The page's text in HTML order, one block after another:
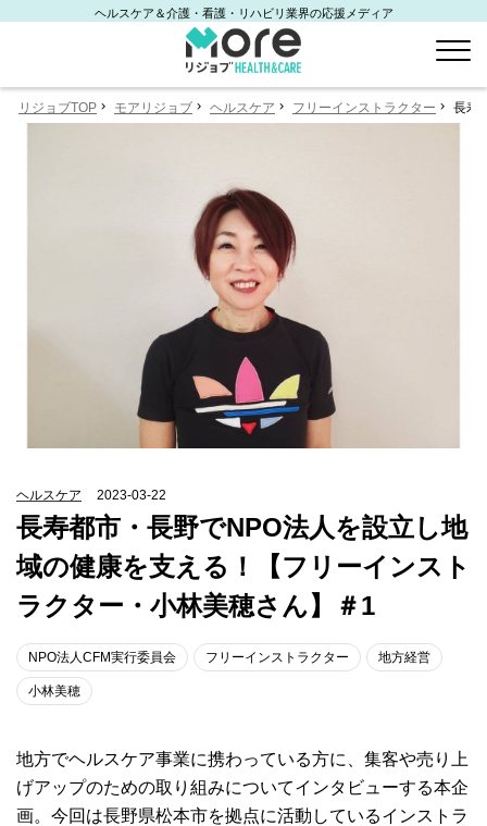
ヘルスケア＆介護・看護・リハビリ業界の応援メディア
リジョブTOP モアリジョブ ヘルスケア フリーインストラクター 長寿
ヘルスケア 2023-03-22
長寿都市・長野でNPO法人を設立し地
域の健康を支える！【フリーインスト
ラクター・小林美穂さん】＃1
NPO法人CFM実行委員会 フリーインストラクター 地方経営
小林美穂
地方でヘルスケア事業に携わっている方に、集客や売り上
げアップのための取り組みについてインタビューする本企
画。今回は長野県松本市を拠点に活動しているインストラ